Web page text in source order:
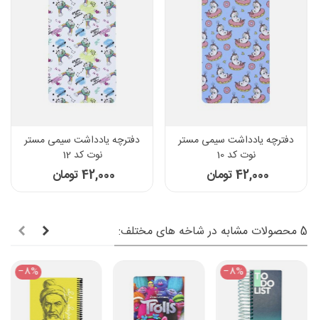
دفترچه یادداشت سیمی مستر
نوت کد 10
42,000 تومان
دفترچه یادداشت سیمی مستر
نوت کد 12
42,000 تومان
5 محصولات مشابه در شاخه های مختلف:
‎−8%
‎−8%